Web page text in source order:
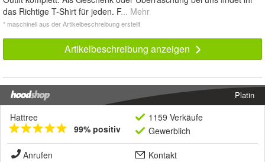
das Richtige T-Shirt für jeden. F... Mehr
* maschinell aus der Artikelbeschreibung erstellt
Artikelbeschreibung anzeigen
Platin
Hattree
99% positiv
1159 Verkäufe
Gewerblich
Anrufen
Kontakt